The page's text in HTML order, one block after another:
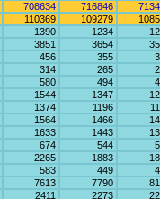
708634 716846
110369 109279
1390 1234
3851 3654
456 355
314 265
580 494
1544 1347
1374 1196
1564 1466
1633 1443
674 544
2265 1883
583 449
7613 7790
2411 2273